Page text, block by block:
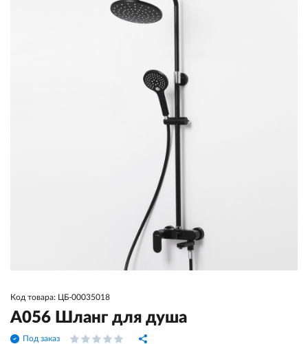
Код товара: ЦБ-00035018
A056 Шланг для душа
Под заказ